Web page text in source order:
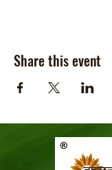
Share this event